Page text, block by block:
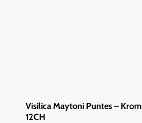
Visilica Maytoni Puntes –
12CH